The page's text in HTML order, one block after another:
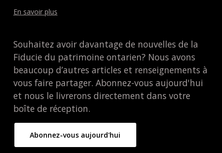
En savoir plus
Souhaitez avoir davantage de nouvelles de la
Fiducie du patrimoine ontarien? Nous avons
beaucoup d’autres articles et renseignements à
vous faire partager. Abonnez-vous aujourd'hui
et nous le livrerons directement dans votre
boîte de réception.
Abonnez-vous aujourd'hui